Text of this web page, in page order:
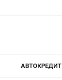
АВТОКРЕДИТ